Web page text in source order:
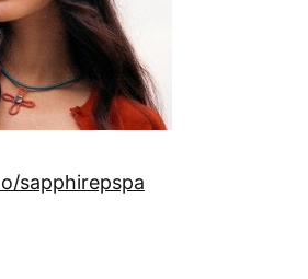
sapphirepspa